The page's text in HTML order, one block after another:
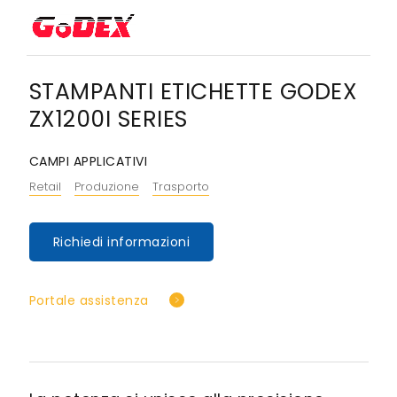
STAMPANTI ETICHETTE GODEX
ZX1200I SERIES
CAMPI APPLICATIVI
Retail Produzione Trasporto
Richiedi informazioni
Portale assistenza